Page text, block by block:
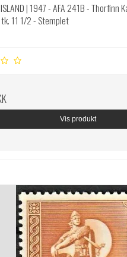
| 1947 - AFA 241B - Thorfinn
11 1/2 - Stemplet
Vis produkt